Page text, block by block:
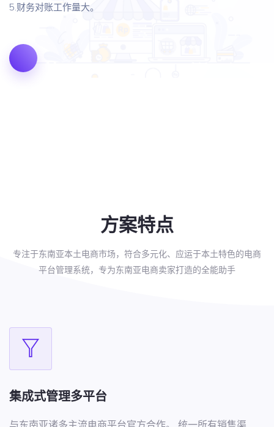
5.财务对账工作量大。
方案特点
专注于东南亚本土电商市场，符合多元化、应运于本土特色的电商
平台管理系统，专为东南亚电商卖家打造的全能助手
集成式管理多平台
与东南亚诸多主流电商平台官方合作。 统一所有销售渠